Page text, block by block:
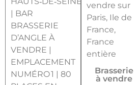
Brasserie
à vendre